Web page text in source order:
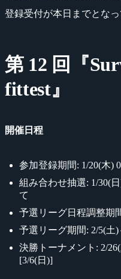
登録受付が本日までとなっ
第 12 回『
fittest』
開催日程
参加登録期間: 1/20(木)
組み合わせ抽選: 1/30(日
て
予選リーグ日程調整期
予選リーグ期間: 2/5(土)
決勝トーナメント: 2/
[3/6(日)]